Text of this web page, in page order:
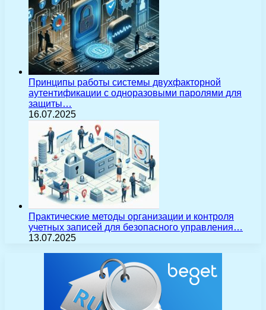
Принципы работы системы двухфакторной
аутентификации с одноразовыми паролями для
защиты…
16.07.2025
Практические методы организации и контроля
учетных записей для безопасного управления…
13.07.2025